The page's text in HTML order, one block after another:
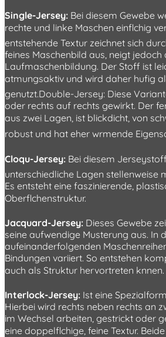
Single-Jersey: Bei diesem Gewebe
rechte und linke Maschen einflchig
entstehende Textur zeichnet sich
feines Maschenbild aus, neigt jedoch
Laufmaschenbildung. Der Stoff ist
atmungsaktiv und wird daher hufig
genutzt.Double-Jersey: Diese
oder rechts auf rechts gewirkt. Der
aus zwei Lagen, ist blickdicht, von
robust und hat eher wrmende
Cloqu-Jersey: Bei diesem
unterschiedliche Lagen stellenweise
Es entsteht eine faszinierende,
Oberflchenstruktur.
Jacquard-Jersey: Dieses Gewebe
seine aufwendige Musterung aus. In
aufeinanderfolgenden
Bindungen variiert. So entstehen
auch als Struktur hervortreten knnen.
Interlock-Jersey: Ist eine
Hierbei wird rechts neben rechts an
im Wechsel arbeiten, gestrickt oder
eine doppelflchige, feine Textur.